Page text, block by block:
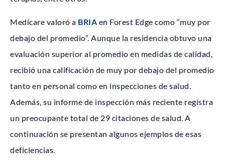
Medicare valoró a BRIA en Forest Edge como “muy por
debajo del promedio”. Aunque la residencia obtuvo una
evaluación superior al promedio en medidas de calidad,
recibió una calificación de muy por debajo del promedio
tanto en personal como en inspecciones de salud.
Además, su informe de inspección más reciente registra
un preocupante total de 29 citaciones de salud. A
continuación se presentan algunos ejemplos de esas
deficiencias.